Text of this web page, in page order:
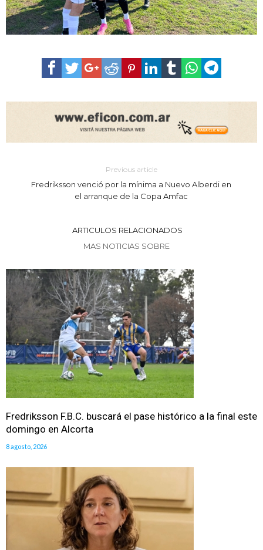
Previous article
Fredriksson venció por la mínima a Nuevo Alberdi en
el arranque de la Copa Amfac
ARTICULOS RELACIONADOS
MAS NOTICIAS SOBRE
Fredriksson F.B.C. buscará el pase histórico a la final este
domingo en Alcorta
8 agosto, 2026